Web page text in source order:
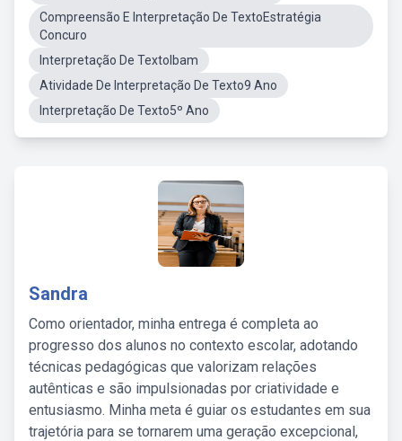
Compreensão E Interpretação De TextoEstratégia
Concuro
Interpretação De TextoIbam
Atividade De Interpretação De Texto9 Ano
Interpretação De Texto5º Ano
Sandra
Como orientador, minha entrega é completa ao
progresso dos alunos no contexto escolar, adotando
técnicas pedagógicas que valorizam relações
autênticas e são impulsionadas por criatividade e
entusiasmo. Minha meta é guiar os estudantes em sua
trajetória para se tornarem uma geração excepcional,